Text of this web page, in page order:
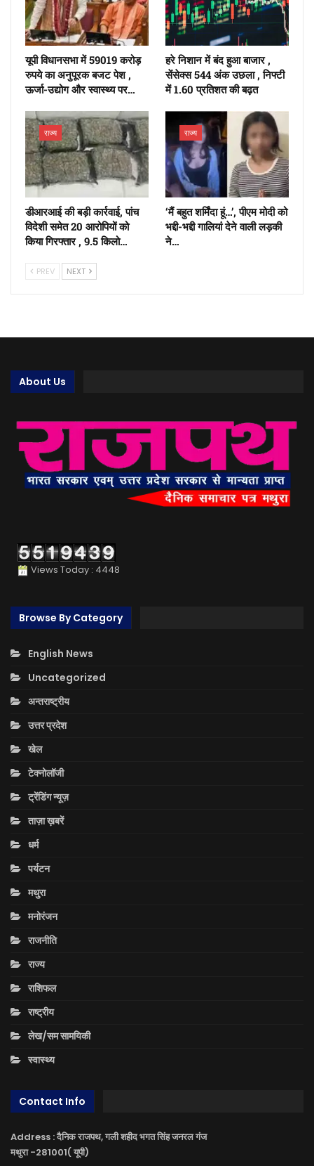
यूपी विधानसभा में 59019 करोड़
रुपये का अनुपूरक बजट पेश ,
ऊर्जा-उद्योग और स्वास्थ्य पर…
हरे निशान में बंद हुआ बाजार ,
सेंसेक्स 544 अंक उछला , निफ्टी
में 1.60 प्रतिशत की बढ़त
राज्य
डीआरआई की बड़ी कार्रवाई, पांच
विदेशी समेत 20 आरोपियों को
किया गिरफ्तार , 9.5 किलो…
राज्य
‘मैं बहुत शर्मिंदा हूं…’, पीएम मोदी को
भद्दी-भद्दी गालियां देने वाली लड़की
ने…
PREV NEXT
About Us
Views Today : 4448
Browse By Category
English News
Uncategorized
अन्तराष्ट्रीय
उत्तर प्रदेश
खेल
टेक्नोलॉजी
ट्रेंडिंग न्यूज़
ताज़ा ख़बरें
धर्म
पर्यटन
मथुरा
मनोरंजन
राजनीति
राज्य
राशिफल
राष्ट्रीय
लेख/सम सामयिकी
स्वास्थ्य
Contact Info
Address : दैनिक राजपथ, गली शहीद भगत सिंह जनरल गंज
मथुरा -281001( यूपी)